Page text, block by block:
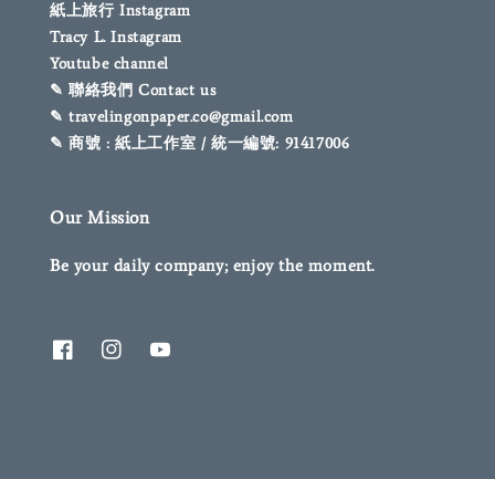
紙上旅行 Instagram
Tracy L. Instagram
Youtube channel
✎ 聯絡我們 Contact us
✎ travelingonpaper.co@gmail.com
✎ 商號 : 紙上工作室 / 統一編號: 91417006
Our Mission
Be your daily company; enjoy the moment.